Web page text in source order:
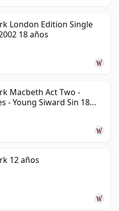
London Edition Single
18 años
Macbeth Act Two -
- Young Siward Sin 18
12 años